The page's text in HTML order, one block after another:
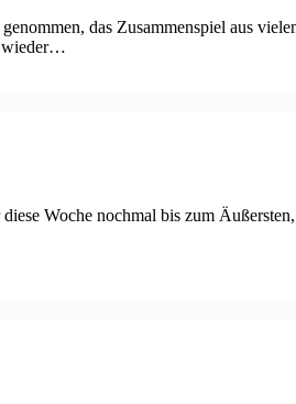
das Zusammenspiel aus
wieder…
Woche nochmal bis zum